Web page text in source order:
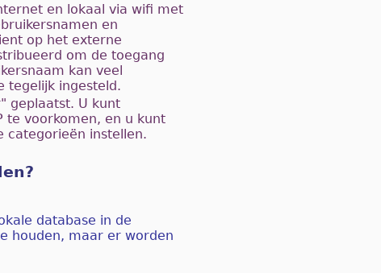
en lokaal via wifi met
en
op het externe
om de toegang
kan veel
tegelijk ingesteld.
geplaatst. U kunt
te voorkomen, en u kunt
categorieën instellen.
database in de
houden, maar er worden